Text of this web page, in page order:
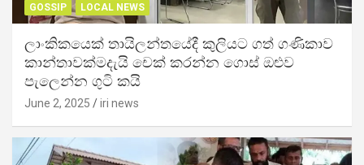
GOSSIP LOCAL NEWS
ලාංකිකයෙක් තායිලන්තයේදී කුලියට ගත් ගණිකාව
කාන්තාවක්මදැයි චෙක් කරන්න ගොස් ඔළුව
පැලෙන්න ගුටි කයි
June 2, 2025 iri news